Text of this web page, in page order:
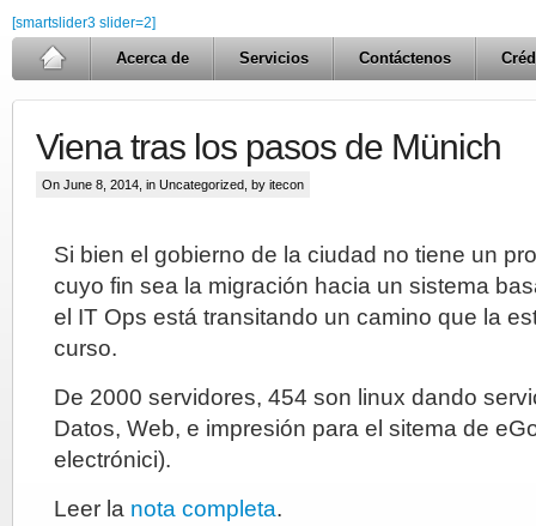
[smartslider3 slider=2]
Acerca de Servicios Contáctenos
Viena tras los pasos de Münich
On June 8, 2014, in Uncategorized , by itecon
Si bien el gobierno de la ciudad no tiene un
cuyo fin sea la migración hacia un sistema
el IT Ops está transitando un camino que la
curso.
De 2000 servidores, 454 son linux dando
Datos, Web, e impresión para el sitema de
electrónici).
Leer la nota completa.